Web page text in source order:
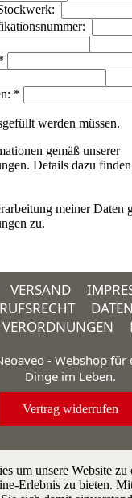
*
werden müssen.
gemäß unserer
Details dazu
meiner Daten
zu.
VERSAND
VERORDNUNGEN
- Webshop für
Dinge im Leben.
Vertrag widerrufen
um unsere Website
Erlebnis zu bieten.